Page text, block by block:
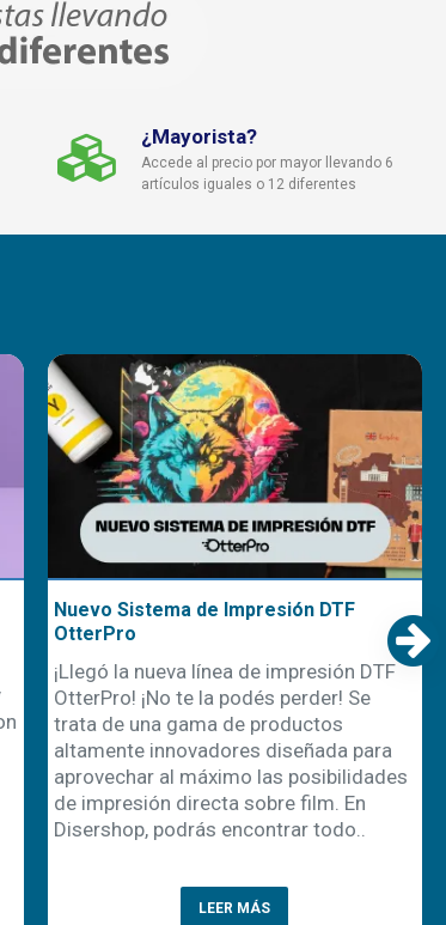
¿Mayorista?
Accede al precio por mayor llevando 6
artículos iguales o 12 diferentes
Nuevo Sistema de Impresión DTF
OtterPro
¡Llegó la nueva línea de impresión DTF
OtterPro! ¡No te la podés perder! Se
trata de una gama de productos
altamente innovadores diseñada para
aprovechar al máximo las posibilidades
de impresión directa sobre film. En
Disershop, podrás encontrar todo..
LEER MÁS